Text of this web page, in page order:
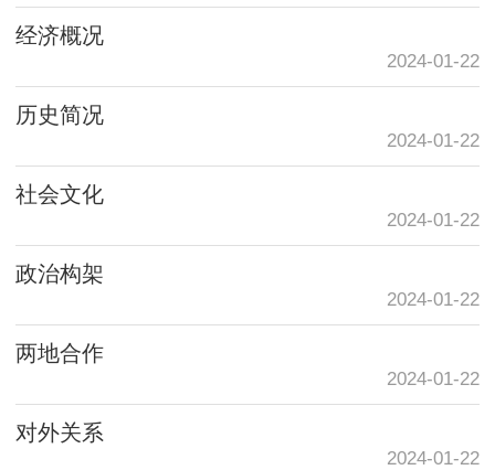
经济概况
2024-01-22
历史简况
2024-01-22
社会文化
2024-01-22
政治构架
2024-01-22
两地合作
2024-01-22
对外关系
2024-01-22